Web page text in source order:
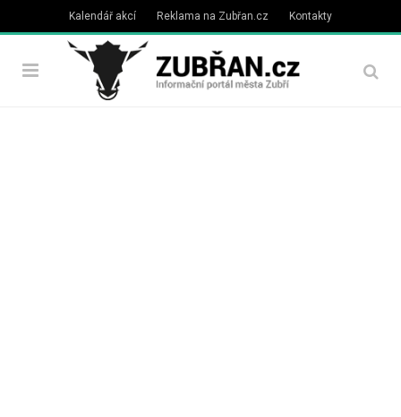
Kalendář akcí Reklama na Zubřan.cz Kontakty